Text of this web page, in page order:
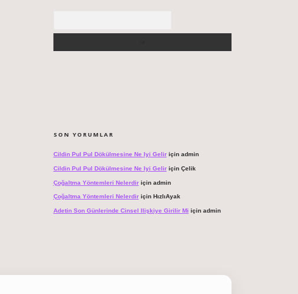
SON YORUMLAR
Cildin Pul Pul Dökülmesine Ne Iyi Geliriçin admin
Cildin Pul Pul Dökülmesine Ne Iyi Geliriçin Çelik
Çoğaltma Yöntemleri Nelerdiriçin admin
Çoğaltma Yöntemleri Nelerdiriçin HızlıAyak
Adetin Son Günlerinde Cinsel Ilişkiye Girilir Mi için admin